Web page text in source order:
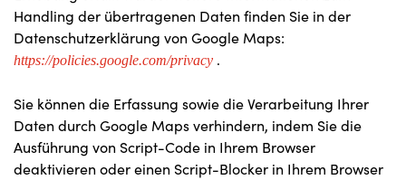
Handling der übertragenen Daten finden Sie in der
Datenschutzerklärung von Google Maps:
https://policies.google.com/privacy .
Sie können die Erfassung sowie die Verarbeitung Ihrer
Daten durch Google Maps verhindern, indem Sie die
Ausführung von Script-Code in Ihrem Browser
deaktivieren oder einen Script-Blocker in Ihrem Browser